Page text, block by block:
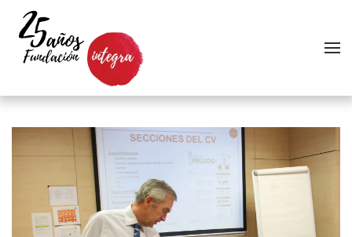
Skip to main content